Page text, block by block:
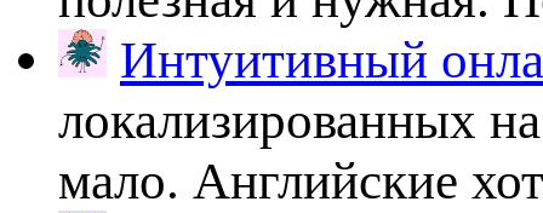
Интуитивный
локализированных
мало. Английские